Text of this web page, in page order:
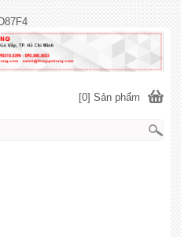
[0] Sản phẩm